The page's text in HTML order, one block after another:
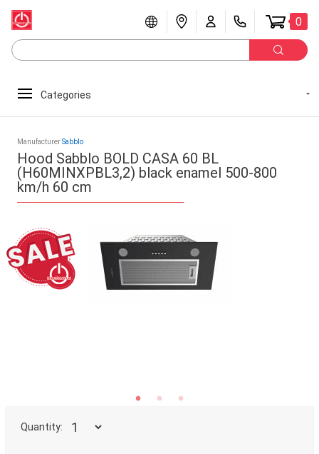
0
Categories
ManufacturerSabblo
Hood Sabblo BOLD CASA 60 BL
(H60MINXPBL3,2) black enamel 500-800
km/h 60 cm
Quantity: